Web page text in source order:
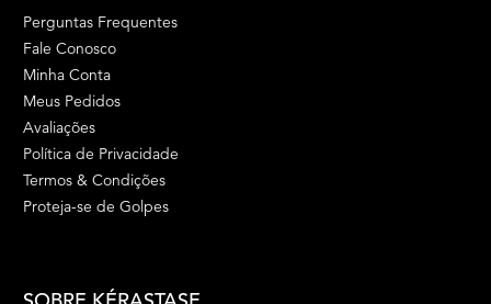
Perguntas Frequentes
Fale Conosco
Minha Conta
Meus Pedidos
Avaliações
Política de Privacidade
Termos & Condições
Proteja-se de Golpes